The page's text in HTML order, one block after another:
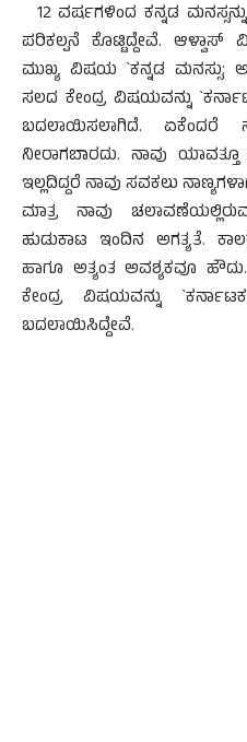
12 ವರ್ಷಗಳಿಂದ ಕನ್ನಡ
ಪರಿಕಲ್ಪನೆ ಕೊಟ್ಟಿದ್ದೇವೆ. ಆಳ್ವಾಸ್
ಮುಖ್ಯ ವಿಷಯ `ಕನ್ನಡ ಮನಸ್ಸು:
ಸಲದ ಕೇಂದ್ರ ವಿಷಯವನ್ನು
ಬದಲಾಯಿಸಲಾಗಿದೆ. ಏಕೆಂದರೆ
ನೀರಾಗಬಾರದು. ನಾವು
ಇಲ್ಲದಿದ್ದರೆ ನಾವು ಸವಕಲು
ಮಾತ್ರ ನಾವು
ಹುಡುಕಾಟ ಇಂದಿನ ಅಗತ್ಯತೆ.
ಹಾಗೂ ಅತ್ಯಂತ ಅವಶ್ಯಕವೂ
ಕೇಂದ್ರ ವಿಷಯವನ್ನು
ಬದಲಾಯಿಸಿದ್ದೇವೆ.